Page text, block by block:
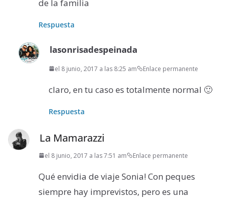
de la familia
Respuesta
lasonrisadespeinada
el 8 junio, 2017 a las 8:25 am Enlace permanente
claro, en tu caso es totalmente normal 🙂
Respuesta
La Mamarazzi
el 8 junio, 2017 a las 7:51 am Enlace permanente
Qué envidia de viaje Sonia! Con peques
siempre hay imprevistos, pero es una